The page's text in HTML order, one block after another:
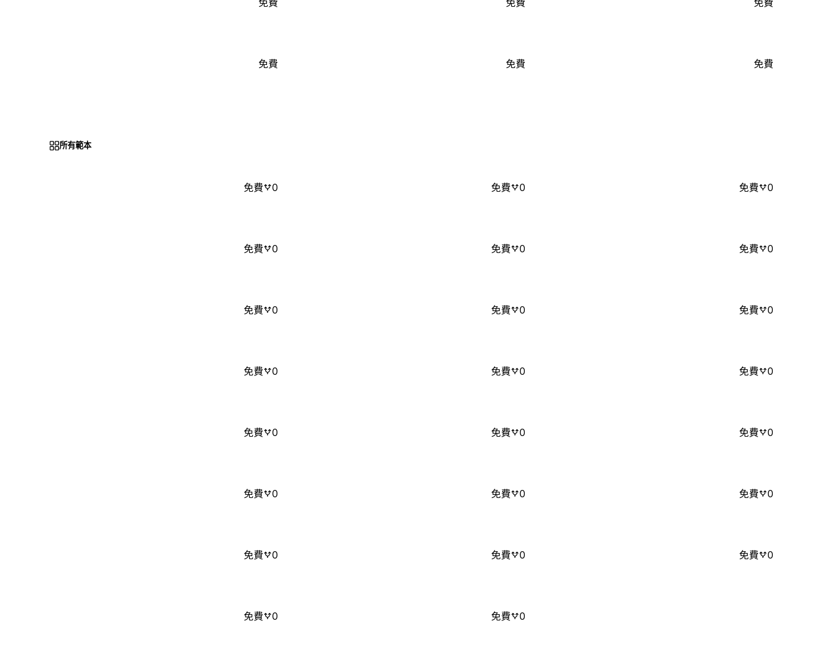
免費 免費 免費
免費 免費 免費
所有範本
免費 0 免費 0 免費 0
免費 0 免費 0 免費 0
免費 0 免費 0 免費 0
免費 0 免費 0 免費 0
免費 0 免費 0 免費 0
免費 0 免費 0 免費 0
免費 0 免費 0 免費 0
免費 0 免費 0